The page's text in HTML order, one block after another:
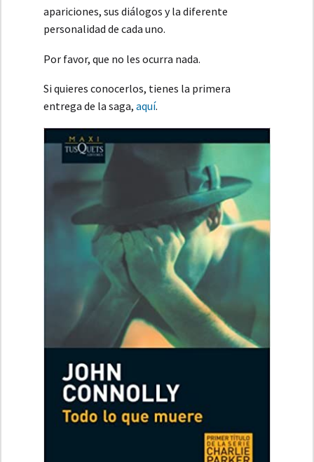
apariciones, sus diálogos y la diferente
personalidad de cada uno.
Por favor, que no les ocurra nada.
Si quieres conocerlos, tienes la primera
entrega de la saga, aquí.